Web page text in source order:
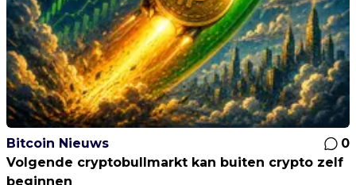
Bitcoin Nieuws
0
Volgende cryptobullmarkt kan buiten crypto zelf
beginnen